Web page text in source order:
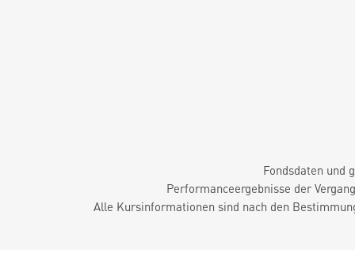
Fondsdaten und
Performanceergebnisse der
Alle Kursinformationen sind nach den